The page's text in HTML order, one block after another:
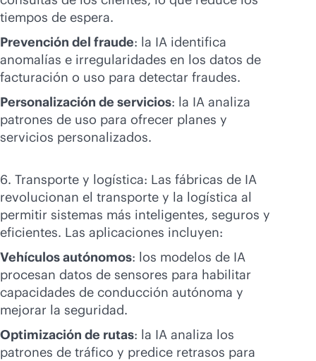
tiempos de espera.
Prevención del fraude: la IA identifica
anomalías e irregularidades en los datos de
facturación o uso para detectar fraudes.
Personalización de servicios: la IA analiza
patrones de uso para ofrecer planes y
servicios personalizados.
6. Transporte y logística: Las fábricas de IA
revolucionan el transporte y la logística al
permitir sistemas más inteligentes, seguros y
eficientes. Las aplicaciones incluyen:
Vehículos autónomos: los modelos de IA
procesan datos de sensores para habilitar
capacidades de conducción autónoma y
mejorar la seguridad.
Optimización de rutas: la IA analiza los
patrones de tráfico y predice retrasos para